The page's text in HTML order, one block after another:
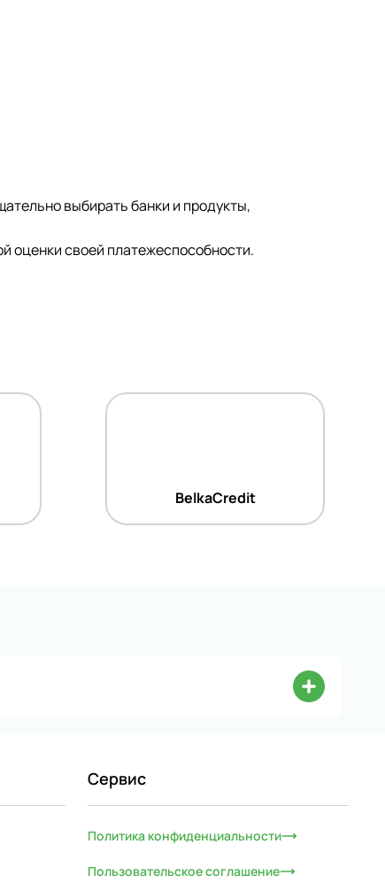
выбирать банки и продукты,
оценки своей платежеспособности.
BelkaCredit
Сервис
Политика конфиденциальности
Пользовательское соглашение